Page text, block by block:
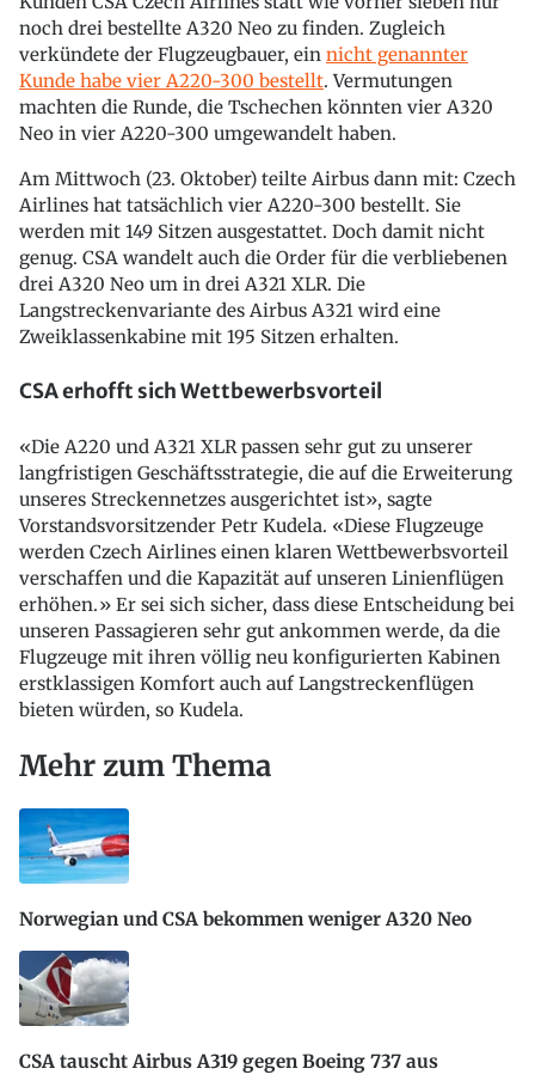
noch drei bestellte A320 Neo zu finden. Zugleich
verkündete der Flugzeugbauer, ein nicht genannter
Kunde habe vier A220-300 bestellt. Vermutungen
machten die Runde, die Tschechen könnten vier A320
Neo in vier A220-300 umgewandelt haben.
Am Mittwoch (23. Oktober) teilte Airbus dann mit: Czech
Airlines hat tatsächlich vier A220-300 bestellt. Sie
werden mit 149 Sitzen ausgestattet. Doch damit nicht
genug. CSA wandelt auch die Order für die verbliebenen
drei A320 Neo um in drei A321 XLR. Die
Langstreckenvariante des Airbus A321 wird eine
Zweiklassenkabine mit 195 Sitzen erhalten.
CSA erhofft sich Wettbewerbsvorteil
«Die A220 und A321 XLR passen sehr gut zu unserer
langfristigen Geschäftsstrategie, die auf die Erweiterung
unseres Streckennetzes ausgerichtet ist», sagte
Vorstandsvorsitzender Petr Kudela. «Diese Flugzeuge
werden Czech Airlines einen klaren Wettbewerbsvorteil
verschaffen und die Kapazität auf unseren Linienflügen
erhöhen.» Er sei sich sicher, dass diese Entscheidung bei
unseren Passagieren sehr gut ankommen werde, da die
Flugzeuge mit ihren völlig neu konfigurierten Kabinen
erstklassigen Komfort auch auf Langstreckenflügen
bieten würden, so Kudela.
Mehr zum Thema
Norwegian und CSA bekommen weniger A320 Neo
CSA tauscht Airbus A319 gegen Boeing 737 aus